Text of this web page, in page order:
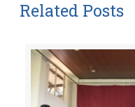
Related Posts